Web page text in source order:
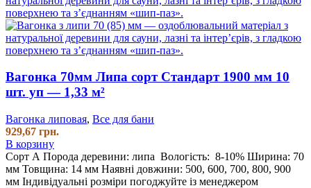
Вагонка 70мм Липа сорт Стандарт 1900 мм 10
шт. уп — 1,33 м²
Вагонка липовая, Все для бани
929,67 грн.
В корзину
Сорт А Порода деревини: липа Вологість: 8-10% Ширина: 70
мм Товщина: 14 мм Наявні довжини: 500, 600, 700, 800, 900
мм Індивідуальні розміри погоджуйте із менеджером